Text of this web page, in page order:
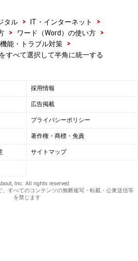
タル > IT・インターネット
>
> ワード（Word）の使い方
>
能・トラブル対策
>
すべて選択して半角に統一する
採用情報
広告掲載
プライバシーポリシー
著作権・商標・免責
サイトマップ
Inc. All rights reserved.
すべてのコンテンツの無断複写・転載・公衆送信等
を禁じます